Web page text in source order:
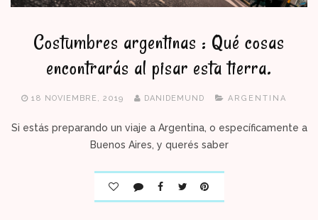
Costumbres argentinas : Qué cosas
encontrarás al pisar esta tierra.
18 NOVIEMBRE, 2019 DANIDEMUND ARGENTINA
Si estás preparando un viaje a Argentina, o específicamente a
Buenos Aires, y querés saber